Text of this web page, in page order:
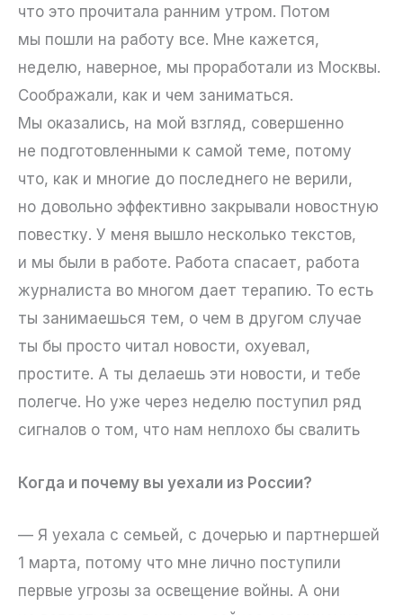
что это прочитала ранним утром. Потом
мы пошли на работу все. Мне кажется,
неделю, наверное, мы проработали из Москвы.
Соображали, как и чем заниматься.
Мы оказались, на мой взгляд, совершенно
не подготовленными к самой теме, потому
что, как и многие до последнего не верили,
но довольно эффективно закрывали новостную
повестку. У меня вышло несколько текстов,
и мы были в работе. Работа спасает, работа
журналиста во многом дает терапию. То есть
ты занимаешься тем, о чем в другом случае
ты бы просто читал новости, охуевал,
простите. А ты делаешь эти новости, и тебе
полегче. Но уже через неделю поступил ряд
сигналов о том, что нам неплохо бы свалить
Когда и почему вы уехали из России?
— Я уехала с семьей, с дочерью и партнершей
1 марта, потому что мне лично поступили
первые угрозы за освещение войны. А они